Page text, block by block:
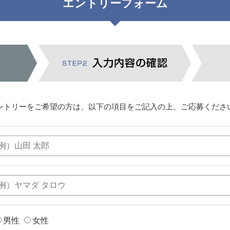
エントリーフォーム
トリーをご希望の方は、以下の項目をご記入の上、ご応募くださ
男性 女性